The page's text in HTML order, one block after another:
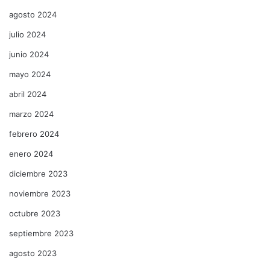
agosto 2024
julio 2024
junio 2024
mayo 2024
abril 2024
marzo 2024
febrero 2024
enero 2024
diciembre 2023
noviembre 2023
octubre 2023
septiembre 2023
agosto 2023